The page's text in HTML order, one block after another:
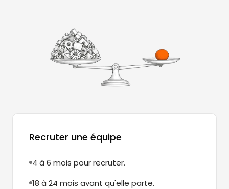
Recruter une équipe
4 à 6 mois pour recruter.
18 à 24 mois avant qu'elle parte.